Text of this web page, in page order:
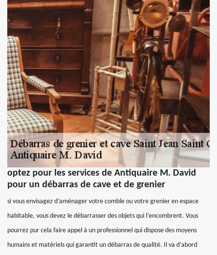
optez pour les services de Antiquaire M. David
pour un débarras de cave et de grenier
si vous envisagez d’aménager votre comble ou votre grenier en espace
habitable, vous devez le débarrasser des objets qui l’encombrent. Vous
pourrez pur cela faire appel à un professionnel qui dispose des moyens
humains et matériels qui garantit un débarras de qualité. Il va d’abord